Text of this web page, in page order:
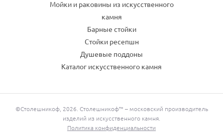
Мойки и раковины из искусственного
камня
Барные стойки
Стойки ресепшн
Душевые поддоны
Каталог искусственного камня
©Столешникоф, 2026. Столешникоф™ – московский производитель
изделий из искусственного камня.
Политика конфиденциальности